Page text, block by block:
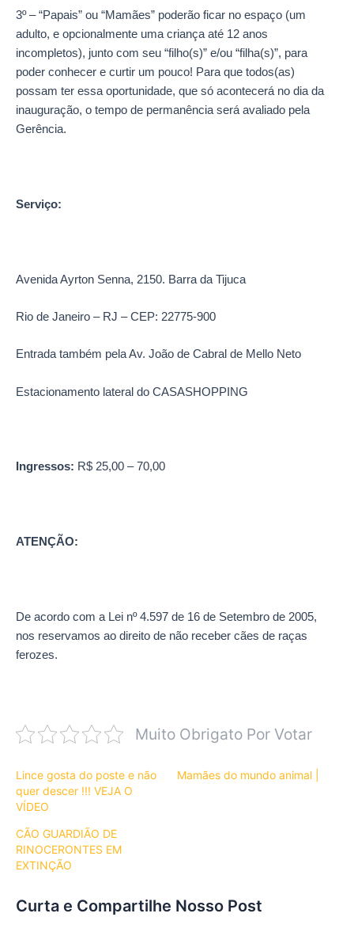
3º – “Papais” ou “Mamães” poderão ficar no espaço (um
adulto, e opcionalmente uma criança até 12 anos
incompletos), junto com seu “filho(s)” e/ou “filha(s)”, para
poder conhecer e curtir um pouco! Para que todos(as)
possam ter essa oportunidade, que só acontecerá no dia da
inauguração, o tempo de permanência será avaliado pela
Gerência.
Serviço:
Avenida Ayrton Senna, 2150. Barra da Tijuca
Rio de Janeiro – RJ – CEP: 22775-900
Entrada também pela Av. João de Cabral de Mello Neto
Estacionamento lateral do CASASHOPPING
Ingressos: R$ 25,00 – 70,00
ATENÇÃO:
De acordo com a Lei nº 4.597 de 16 de Setembro de 2005,
nos reservamos ao direito de não receber cães de raças
ferozes.
Muito Obrigato Por Votar
Lince gosta do poste e não
quer descer !!! VEJA O
VÍDEO
Mamães do mundo animal |
CÃO GUARDIÃO DE
RINOCERONTES EM
EXTINÇÃO
Curta e Compartilhe Nosso Post